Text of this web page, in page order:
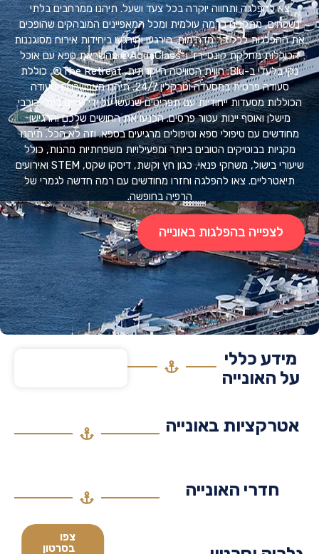
להפלגה ותחווה יוקרה בכל צעד ושעל. תיהנו ממרחבים בלתי
מתקנים ברמה עולמית ומכל המאפיינים המובהקים שהופכים
לכל כך מדהימות. הירגעו והירגעו ביחידות אירוח מסוגננות
הכוללות מחלקת קונסיירז' ו-AquaClass® בהשראת ספא ​​עם אוכל
נקי בלעדי ב-Blu. חווית הסוויטה היוקרתית, The Retreat®, כוללת
סעודה פרטית במסעדה וטרקלין 24/7. תיהנו מאפשרויות סעודה
מסעדות ייחודיות עם תפריטים שנעשו על ידי שפים בעלי כוכבי
ואוסף יינות עטור פרסים. הכנעו את החושים שלכם והרגישו
עם טיפולי ספא וטיפולים מרגיעים בספא. וזה לא הכל. תיהנו
בבוטיקים הטובים ביותר ומפעילויות משפחתיות מהנות, כולל
שיעורי בישול, משחקי פנאי, כגון חץ וקשת, דיסקו שקט, STEM ואירועים
צאו להפלגה וחזרו מחודשים עם רמה חדשה לגמרי של
הרפיה בחופשה.
לצפייה בהפלגות באונייה
כללי
האונייה
באונייה
חדרי האונייה
צפו
בסרטון